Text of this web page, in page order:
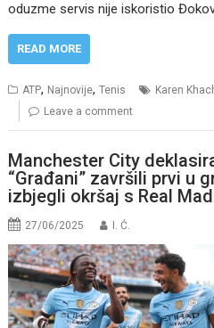
oduzme servis nije iskoristio
READ MORE
ATP, Najnovije,Tenis Karen
Leave a comment
Manchester City
“Građani” završili prvi u
izbjegli okršaj s Real
27/06/2025 I. Ć.